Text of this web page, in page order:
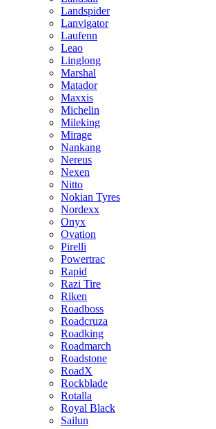
Landspider
Lanvigator
Laufenn
Leao
Linglong
Marshal
Matador
Maxxis
Michelin
Mileking
Mirage
Nankang
Nereus
Nexen
Nitto
Nokian Tyres
Nordexx
Onyx
Ovation
Pirelli
Powertrac
Rapid
Razi Tire
Riken
Roadboss
Roadcruza
Roadking
Roadmarch
Roadstone
RoadX
Rockblade
Rotalla
Royal Black
Sailun